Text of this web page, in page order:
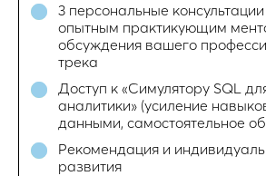
3 персональные консультации
опытным практикующим
обсуждения вашего
трека
Доступ к «Симулятору SQL
аналитики» (усиление
данными, самостоятельное
Рекомендация и
развития